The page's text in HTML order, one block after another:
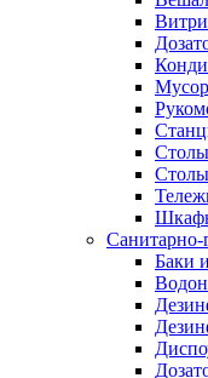
Санитарно-
Баки